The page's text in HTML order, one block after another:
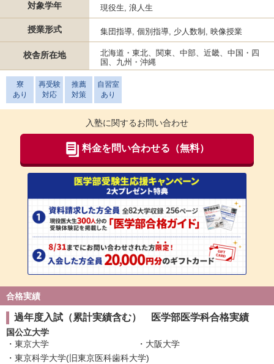
対象学年 現役生, 浪人生
授業形式 集団指導, 個別指導, 少人数制, 映像授業
校舎所在地
北海道・東北、関東、中部、近畿、中国・四
国、九州・沖縄
寮
あり
再受験
対応
推薦
対策
自習室
あり
入塾に関するお問い合わせ
料金を問い合わせる（無料）
合格実績
過年度入試（累計実績含む） 医学部医学科合格実績
国公立大学
東京大学
大阪大学
東京科学大学(旧東京医科歯科大学)